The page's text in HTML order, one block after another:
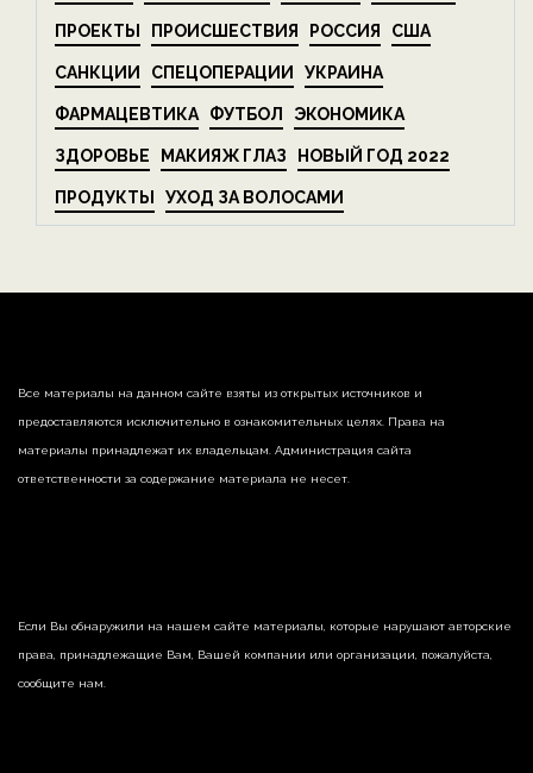
ПРОЕКТЫ ПРОИСШЕСТВИЯ РОССИЯ США
САНКЦИИ СПЕЦОПЕРАЦИИ УКРАИНА
ФАРМАЦЕВТИКА ФУТБОЛ ЭКОНОМИКА
ЗДОРОВЬЕ МАКИЯЖ ГЛАЗ НОВЫЙ ГОД 2022
ПРОДУКТЫ УХОД ЗА ВОЛОСАМИ
Все материалы на данном сайте взяты из открытых источников и
предоставляются исключительно в ознакомительных целях. Права на
материалы принадлежат их владельцам. Администрация сайта
ответственности за содержание материала не несет.
Если Вы обнаружили на нашем сайте материалы, которые нарушают авторские
права, принадлежащие Вам, Вашей компании или организации, пожалуйста,
сообщите нам.